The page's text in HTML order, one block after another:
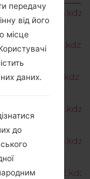
передачу
від його
місце
даних.
до